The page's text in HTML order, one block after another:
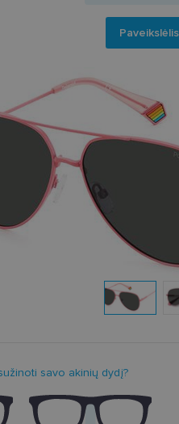
Paveikslėlis
savo akinių dydį?